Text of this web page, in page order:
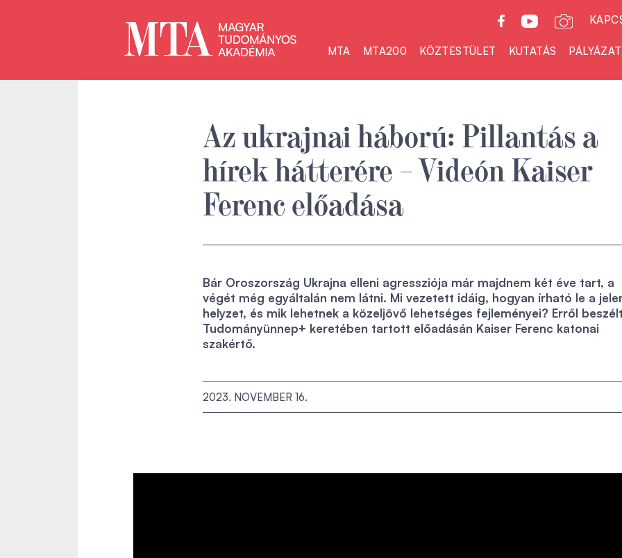
MTA MTA200 KÖZTESTÜLET KUTATÁS
Az ukrajnai háború: Pillantás a
hírek hátterére – Videón Kaiser
Ferenc előadása
Bár Oroszország Ukrajna elleni agressziója már majdnem két éve tart, a
végét még egyáltalán nem látni. Mi vezetett idáig, hogyan írható le a
helyzet, és mik lehetnek a közeljövő lehetséges fejleményei? Erről
Tudományünnep+ keretében tartott előadásán Kaiser Ferenc katonai
szakértő.
2023. NOVEMBER 16.